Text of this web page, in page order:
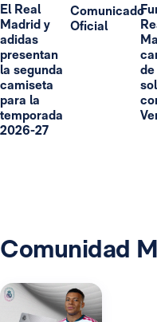
El Real
Madrid y
adidas
presentan
la segunda
camiseta
para la
temporada
2026-27
Comunicado
Oficial
de
Comunidad